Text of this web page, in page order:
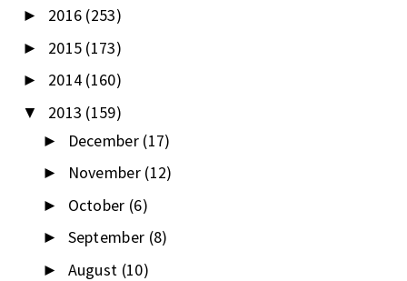
► 2016 (253)
► 2015 (173)
► 2014 (160)
▼ 2013 (159)
► December (17)
► November (12)
► October (6)
► September (8)
► August (10)